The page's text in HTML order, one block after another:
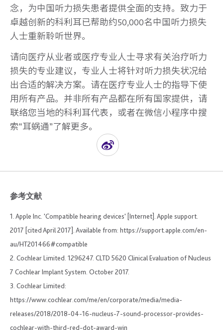
念，为中国听力损失患者提供全面的支持。致力于
卓越创新的科利耳已帮助约50,000名中国听力损失
人士重新聆听世界。
请向医疗从业者或医疗专业人士寻求有关治疗听力
损失的专业建议，专业人士将针对听力损失状况给
出合适的解决方案。请在医疗专业人士的指导下使
用所有产品。并非所有产品都在所有国家提供，请
联络您当地的科利耳代表，或者在微信小程序中搜
索“耳蜗通”了解更多。
参考文献
1. Apple Inc. 'Compatible hearing devices' [Internet]. Apple support.
2017 [cited April 2017]. Available from: https://support.apple.com/en-
au/HT201466#compatible
2. Cochlear Limited. 1296247. CLTD 5620 Clinical Evaluation of Nucleus
7 Cochlear Implant System. October 2017.
3. Cochlear Limited:
https://www.cochlear.com/me/en/corporate/media/media-
releases/2018/2018-04-16-nucleus-7-sound-processor-provides-
cochlear-with-third-red-dot-award-win